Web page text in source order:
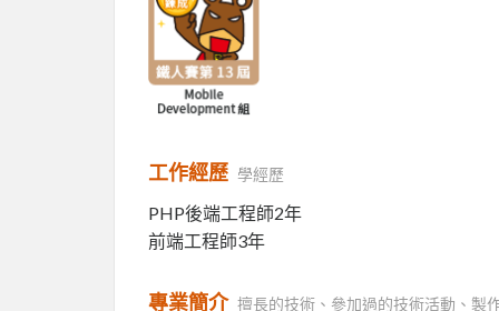
工作經歷 學經歷
PHP後端工程師2年
前端工程師3年
專業簡介 擅長的技術、參加過的技術活動、製